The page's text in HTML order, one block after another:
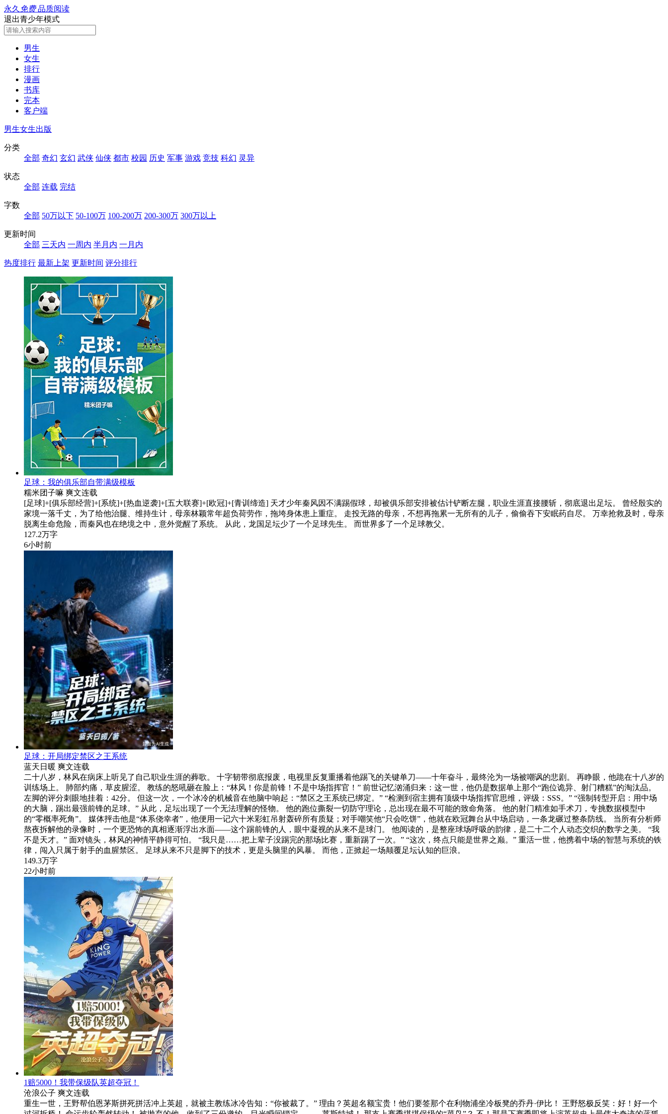
永久 免费品质阅读
退出青少年模式
男生
女生
排行
漫画
书库
完本
客户端
男生女生出版
分类
全部 奇幻 玄幻 武侠 仙侠 都市 校园 历史 军事 游戏 竞技 科幻 灵异
状态
全部 连载 完结
字数
全部 50万以下 50-100万 100-200万 200-300万 300万以上
更新时间
全部 三天内 一周内 半月内 一月内
热度排行 最新上架 更新时间 评分排行
足球：我的俱乐部自带满级模板
糯米团子嘛 爽文连载
[足球]+[俱乐部经营]+[系统]+[热血逆袭]+[五大联赛]+[欧冠]+[青训缔造] 天才少年秦风因不满踢假球，却被俱乐部安排被估计铲断左腿，职业生涯直接腰斩，彻底退出足坛。 曾经殷实的
家境一落千丈，为了给他治腿、维持生计，母亲林颖常年超负荷劳作，拖垮身体患上重症。 走投无路的母亲，不想再拖累一无所有的儿子，偷偷吞下安眠药自尽。 万幸抢救及时，母亲
脱离生命危险，而秦风也在绝境之中，意外觉醒了系统。 从此，龙国足坛少了一个足球先生。 而世界多了一个足球教父。
127.2万字
6小时前
足球：开局绑定禁区之王系统
蓝天日暖 爽文连载
二十八岁，林风在病床上听见了自己职业生涯的葬歌。 十字韧带彻底报废，电视里反复重播着他踢飞的关键单刀——十年奋斗，最终沦为一场被嘲讽的悲剧。 再睁眼，他跪在十八岁的
训练场上。 肺部灼痛，草皮腥涩。 教练的怒吼砸在脸上：“林风！你是前锋！不是中场指挥官！” 前世记忆汹涌归来：这一世，他仍是数据单上那个“跑位诡异、射门糟糕”的淘汰品。
左脚的评分刺眼地挂着：42分。 但这一次，一个冰冷的机械音在他脑中响起：“禁区之王系统已绑定。” “检测到宿主拥有顶级中场指挥官思维，评级：SSS。” “强制转型开启：用中场
的大脑，踢出最强前锋的足球。” 从此，足坛出现了一个无法理解的怪物。 他的跑位撕裂一切防守理论，总出现在最不可能的致命角落。 他的射门精准如手术刀，专挑数据模型中
的“零概率死角”。 媒体抨击他是“体系侥幸者”，他便用一记六十米彩虹吊射轰碎所有质疑；对手嘲笑他“只会吃饼”，他就在欧冠舞台从中场启动，一条龙碾过整条防线。 当所有分析师
熬夜拆解他的录像时，一个更恐怖的真相逐渐浮出水面——这个踢前锋的人，眼中凝视的从来不是球门。 他阅读的，是整座球场呼吸的韵律，是二十二个人动态交织的数学之美。 “我
不是天才。” 面对镜头，林风的神情平静得可怕。 “我只是……把上辈子没踢完的那场比赛，重新踢了一次。” “这次，终点只能是世界之巅。” 重活一世，他携着中场的智慧与系统的铁
律，闯入只属于射手的血腥禁区。 足球从来不只是脚下的技术，更是头脑里的风暴。 而他，正掀起一场颠覆足坛认知的巨浪。
149.3万字
22小时前
1赔5000！我带保级队英超夺冠！
沧浪公子 爽文连载
重生一世，王野帮伯恩茅斯拼死拼活冲上英超，就被主教练冰冷告知：“你被裁了。” 理由？英超名额宝贵！他们要签那个在利物浦坐冷板凳的乔丹·伊比！ 王野怒极反笑：好！好一个